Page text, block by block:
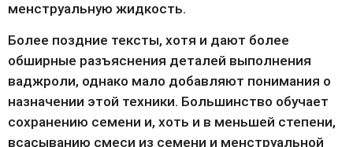
менструальную жидкость.
Более поздние тексты, хотя и дают более
обширные разъяснения деталей выполнения
ваджроли, однако мало добавляют понимания о
назначении этой техники. Большинство обучает
сохранению семени и, хоть и в меньшей степени,
всасыванию смеси из семени и менструальной